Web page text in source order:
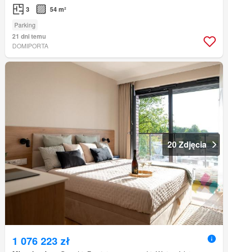
3 54 m²
Parking
21 dni temu
DOMIPORTA
20 Zdjęcia
1 076 223 zł